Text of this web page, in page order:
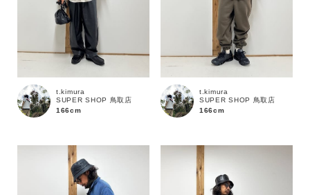
キーワード
性別
MENS
t.kimura
SUPER SHOP 鳥取店
166cm
t.kimura
SUPER SHOP 鳥取店
166cm